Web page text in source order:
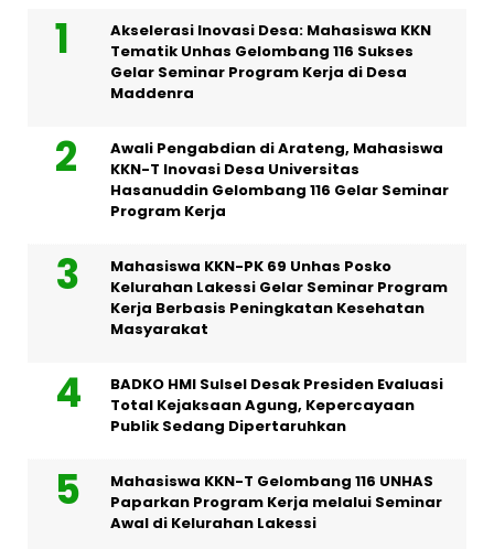
Akselerasi Inovasi Desa: Mahasiswa KKN
Tematik Unhas Gelombang 116 Sukses
Gelar Seminar Program Kerja di Desa
Maddenra
Awali Pengabdian di Arateng, Mahasiswa
KKN-T Inovasi Desa Universitas
Hasanuddin Gelombang 116 Gelar Seminar
Program Kerja
Mahasiswa KKN-PK 69 Unhas Posko
Kelurahan Lakessi Gelar Seminar Program
Kerja Berbasis Peningkatan Kesehatan
Masyarakat
BADKO HMI Sulsel Desak Presiden Evaluasi
Total Kejaksaan Agung, Kepercayaan
Publik Sedang Dipertaruhkan
Mahasiswa KKN-T Gelombang 116 UNHAS
Paparkan Program Kerja melalui Seminar
Awal di Kelurahan Lakessi